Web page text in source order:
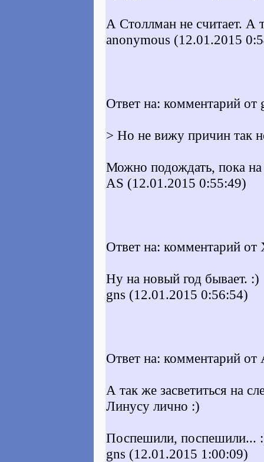
А Столлман не считает. А
anonymous (12.01.2015
Ответ на: комментарий
> Но не вижу причин так
Можно подождать, пока
AS (12.01.2015 0:55:49)
Ответ на: комментарий
Ну на новый год бывает. :)
gns (12.01.2015 0:56:54)
Ответ на: комментарий
А так же засветиться на
Линусу лично :)
Поспешили, поспешили...
gns (12.01.2015 1:00:09)